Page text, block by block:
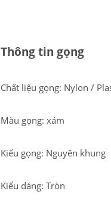
Thông tin gọng
Chất liệu gọng: Nylon /
Màu gọng: xám
Kiểu gọng: Nguyên khung
Kiểu dáng: Tròn